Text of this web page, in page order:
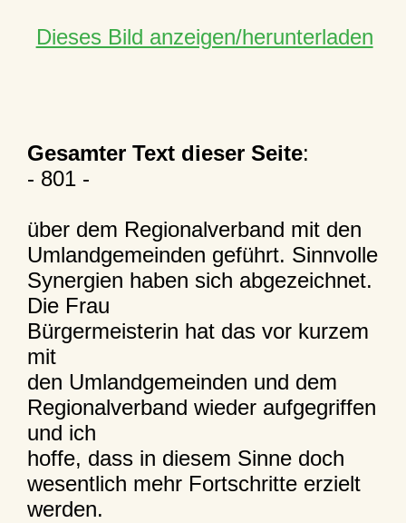
Dieses Bild anzeigen/herunterladen
Gesamter Text dieser Seite:
- 801 -
über dem Regionalverband mit den
Umlandgemeinden geführt. Sinnvolle
Synergien haben sich abgezeichnet.
Die Frau
Bürgermeisterin hat das vor kurzem
mit
den Umlandgemeinden und dem
Regionalverband wieder aufgegriffen
und ich
hoffe, dass in diesem Sinne doch
wesentlich mehr Fortschritte erzielt
werden.